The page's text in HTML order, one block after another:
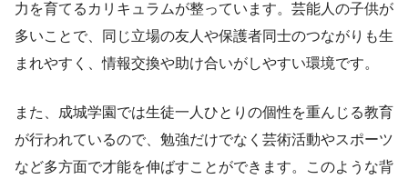
力を育てるカリキュラムが整っています。芸能人の子供が
多いことで、同じ立場の友人や保護者同士のつながりも生
まれやすく、情報交換や助け合いがしやすい環境です。
また、成城学園では生徒一人ひとりの個性を重んじる教育
が行われているので、勉強だけでなく芸術活動やスポーツ
など多方面で才能を伸ばすことができます。このような背